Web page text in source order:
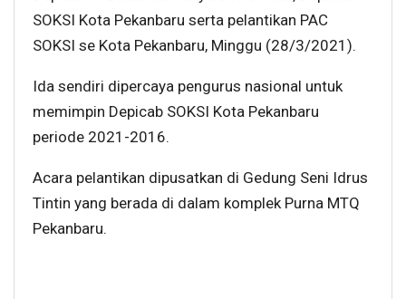
SOKSI Kota Pekanbaru serta pelantikan PAC
SOKSI se Kota Pekanbaru, Minggu (28/3/2021).
Ida sendiri dipercaya pengurus nasional untuk
memimpin Depicab SOKSI Kota Pekanbaru
periode 2021-2016.
Acara pelantikan dipusatkan di Gedung Seni Idrus
Tintin yang berada di dalam komplek Purna MTQ
Pekanbaru.